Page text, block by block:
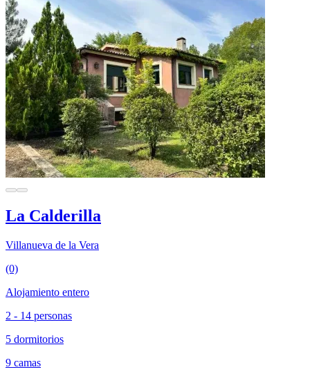
La Calderilla
Villanueva de la Vera
(0)
Alojamiento entero
2 - 14 personas
5 dormitorios
9 camas